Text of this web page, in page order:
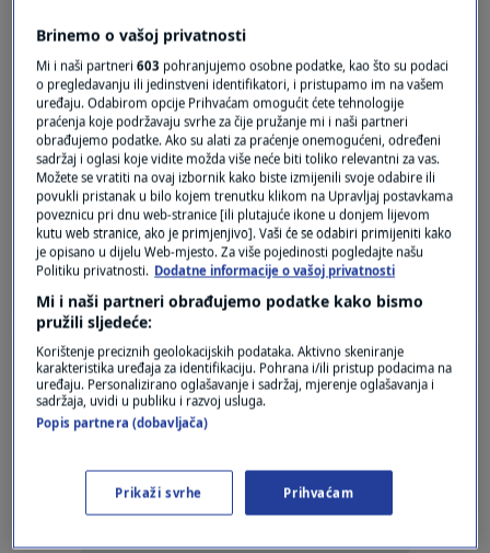
Odgovor
prije 2 mjeseci
Bumbar
Vidim drvo, potkresano u oblik ptice.
Odgovor
prije 2 mjeseci
Hrvoje Čobanković
Gluposti
Odgovor
Brinemo o vašoj privatnosti
Mi i naši partneri603 pohranjujemo osobne podatke, kao što su podaci
o pregledavanju ili jedinstveni identifikatori, i pristupamo im na vašem
uređaju. Odabirom opcije Prihvaćam omogućit ćete tehnologije
praćenja koje podržavaju svrhe za čije pružanje mi i naši partneri
obrađujemo podatke. Ako su alati za praćenje onemogućeni, određeni
sadržaj i oglasi koje vidite možda više neće biti toliko relevantni za vas.
Možete se vratiti na ovaj izbornik kako biste izmijenili svoje odabire ili
povukli pristanak u bilo kojem trenutku klikom na Upravljaj postavkama
poveznicu pri dnu web-stranice [ili plutajuće ikone u donjem lijevom
kutu web stranice, ako je primjenjivo]. Vaši će se odabiri primijeniti kako
je opisano u dijelu Web-mjesto. Za više pojedinosti pogledajte našu
Politiku privatnosti. Dodatne informacije o vašoj privatnosti
Mi i naši partneri obrađujemo podatke kako bismo
pružili sljedeće:
Korištenje preciznih geolokacijskih podataka. Aktivno skeniranje
karakteristika uređaja za identifikaciju. Pohrana i/ili pristup podacima na
uređaju. Personalizirano oglašavanje i sadržaj, mjerenje oglašavanja i
sadržaja, uvidi u publiku i razvoj usluga.
Popis partnera (dobavljača)
Prikaži svrhe Prihvaćam